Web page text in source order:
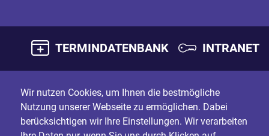
TERMINDATENBANK INTRANET
Wir nutzen Cookies, um Ihnen die bestmögliche
Nutzung unserer Webseite zu ermöglichen. Dabei
berücksichtigen wir Ihre Einstellungen. Wir verarbeiten